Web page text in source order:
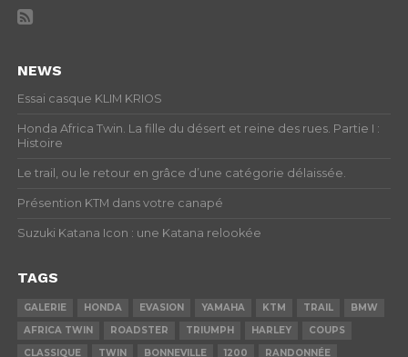
NEWS
Essai casque KLIM KRIOS
Honda Africa Twin. La fille du désert et reine des rues. Partie I :
Histoire
Le trail, ou le retour en grâce d’une catégorie délaissée.
Présention KTM dans votre canapé
Suzuki Katana Icon : une Katana relookée
TAGS
GALERIE HONDA EVASION YAMAHA KTM TRAIL
BMW
AFRICA TWIN
ROADSTER TRIUMPH HARLEY
COUPS
CLASSIQUE
TWIN BONNEVILLE 1200 RANDONNÉE